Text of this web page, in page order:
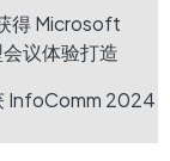
得 Microsoft
议体验打造
InfoComm 2024